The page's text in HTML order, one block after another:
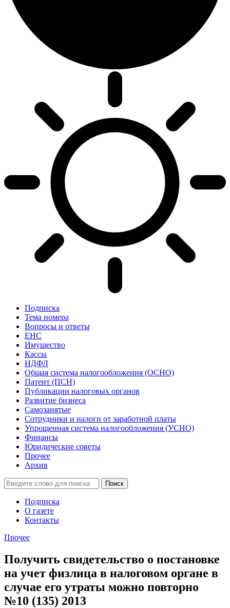
Подписка
Тема номера
Вопросы и ответы
ЕНС
Имущество
Кассы
НДФЛ
Общая система налогообложения (ОСНО)
Патент (ПСН)
Публикации налоговых органов
Развитие бизнеса
Самозанятые
Сотрудники и налоги от заработной платы
Упрощенная система налогообложения (УСНО)
Финансы
Юридические советы
Прочее
Архив
Подписка
О газете
Контакты
Прочее
Получить свидетельство о постановке
на учет физлица в налоговом органе в
случае его утраты можно повторно
№10 (135) 2013